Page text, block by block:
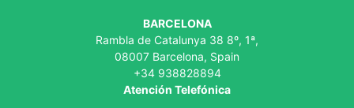
BARCELONA
Rambla de Catalunya 38 8º, 1ª,
08007 Barcelona, Spain
+34 938828894
Atención Telefónica